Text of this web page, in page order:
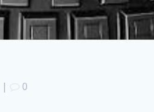
| 0